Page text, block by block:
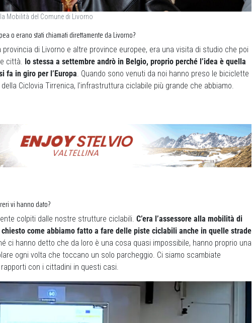
Mobilità del Comune di Livorno
o erano stati chiamati direttamente da Livorno?
provincia di Livorno e altre province europee, era una visita di studio che poi
città. Io stessa a settembre andrò in Belgio, proprio perché l’idea è quella
fa in giro per l’Europa. Quando sono venuti da noi hanno preso le biciclette
Ciclovia Tirrenica, l’infrastruttura ciclabile più grande che abbiamo.
vi hanno dato?
colpiti dalle nostre strutture ciclabili. C’era l’assessore alla mobilità di
come abbiamo fatto a fare delle piste ciclabili anche in quelle strade
ci hanno detto che da loro è una cosa quasi impossibile, hanno proprio una
ogni volta che toccano un solo parcheggio. Ci siamo scambiate
con i cittadini in questi casi.